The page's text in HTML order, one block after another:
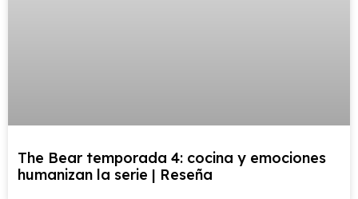
The Bear temporada 4: cocina y emociones
humanizan la serie | Reseña